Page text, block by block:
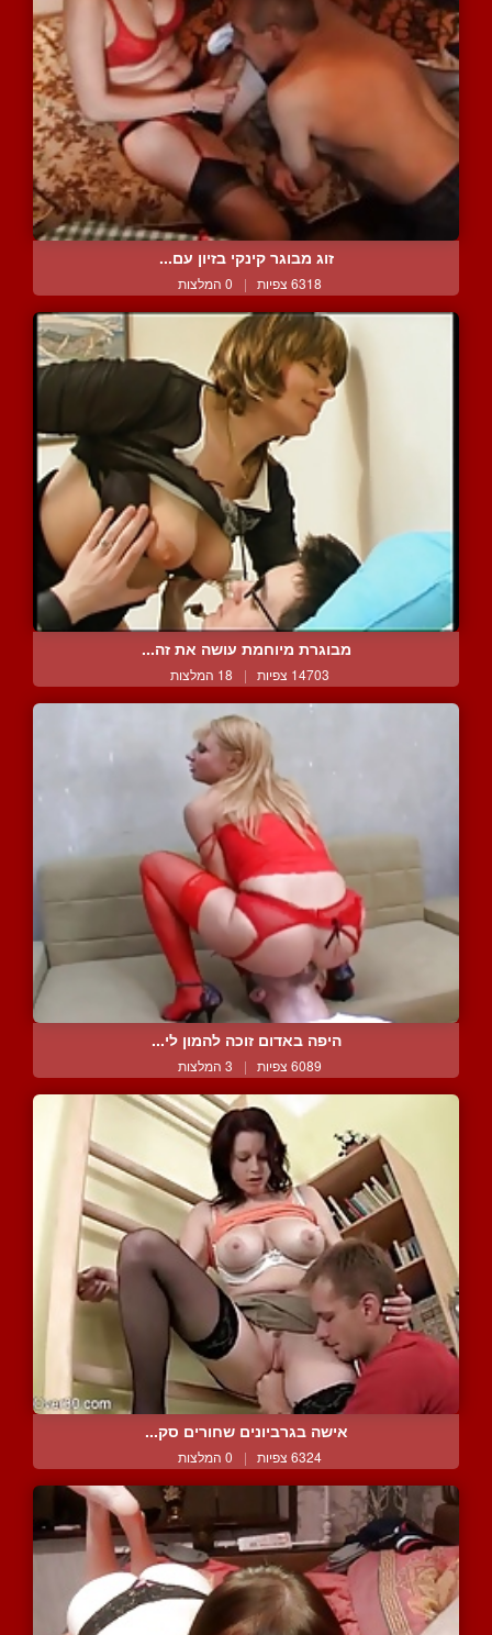
זוג מבוגר קינקי בזיון עם...
6318 צפיות | 0 המלצות
מבוגרת מיוחמת עושה את זה...
14703 צפיות | 18 המלצות
היפה באדום זוכה להמון לי...
6089 צפיות | 3 המלצות
אישה בגרביונים שחורים סק...
6324 צפיות | 0 המלצות